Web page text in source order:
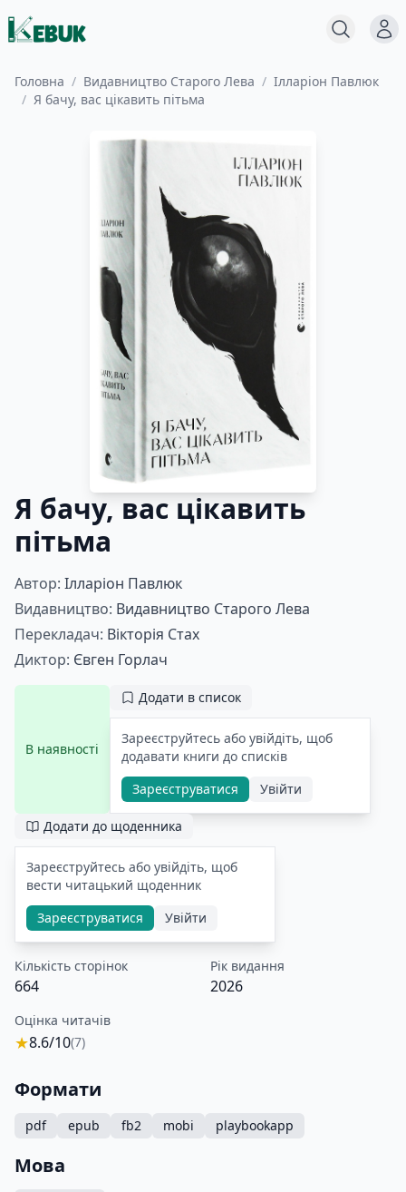
Пошук
Головна / Видавництво Старого Лева / Ілларіон Павлюк
/ Я бачу, вас цікавить пітьма
Я бачу, вас цікавить
пітьма
Автор: Ілларіон Павлюк
Видавництво: Видавництво Старого Лева
Перекладач: Вікторія Стах
Диктор: Євген Горлач
В наявності
Додати в список
Зареєструйтесь або увійдіть, щоб
додавати книги до списків
Зареєструватися
Увійти
Додати до щоденника
Зареєструйтесь або увійдіть, щоб
вести читацький щоденник
Зареєструватися
Увійти
Кількість сторінок
664
Рік видання
2026
Оцінка читачів
★8.6/10(7)
Формати
pdf epub fb2 mobi playbookapp
Мова